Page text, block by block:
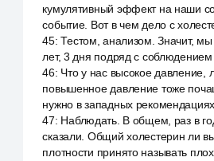
кумулятивный эффект на наши
событие. Вот в чем дело с
45:Тестом, анализом. Значит,
лет, 3 дня подряд с
46: Что у нас высокое
повышенное давление тоже
нужно в западных
47: Наблюдать. В общем, раз в
сказали. Общий холестерин ли
плотности принято называть